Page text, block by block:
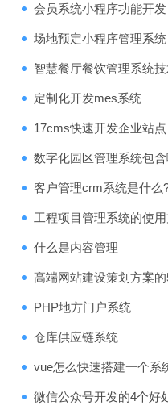
会员系统小程序功能开发
场地预定小程序管理系统
智慧餐厅餐饮管理系统
定制化开发mes系统
17cms快速开发企业站点
数字化园区管理系统包
客户管理crm系统是什么
工程项目管理系统的使
什么是内容管理
高端网站建设策划方案
PHP地方门户系统
仓库供应链系统
vue怎么快速搭建一个系
微信公众号开发的4个好